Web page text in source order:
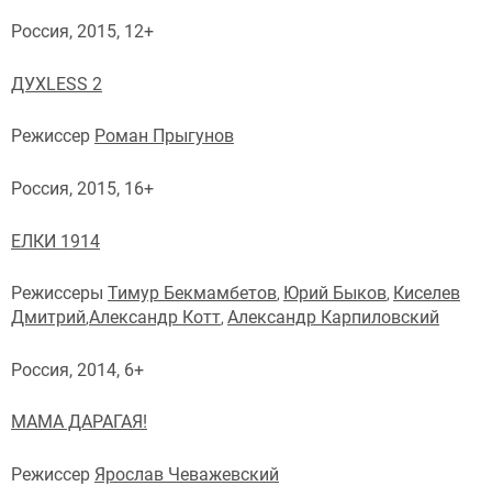
Россия, 2015, 12+
ДУХLESS 2
Режиссер Роман Прыгунов
Россия, 2015, 16+
ЕЛКИ 1914
Режиссеры Тимур Бекмамбетов, Юрий Быков, Киселев
Дмитрий,Александр Котт, Александр Карпиловский
Россия, 2014, 6+
МАМА ДАРАГАЯ!
Режиссер Ярослав Чеважевский